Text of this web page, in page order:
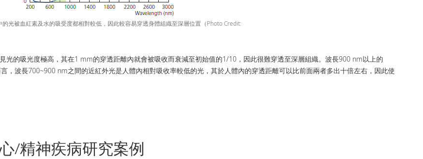
光被血紅素及水的吸受度都相對較低，因此較容易穿透身體組織至深層位置（Photo Credit:
的吸光度極高，其在1 mm的穿透距離內就會被吸收而衰減至初始值的1/10，因此很難穿透至深層組織。波長900 nm以上的
，波長700~900 nm之間的近紅外光是人體內相對吸收率較低的光，其於人體內的穿透距離可以比前面兩者多出十倍左右，因此使
/精神疾病研究案例